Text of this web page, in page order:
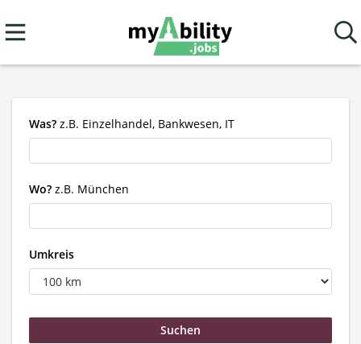
Was? z.B. Einzelhandel, Bankwesen, IT
Wo? z.B. München
Umkreis